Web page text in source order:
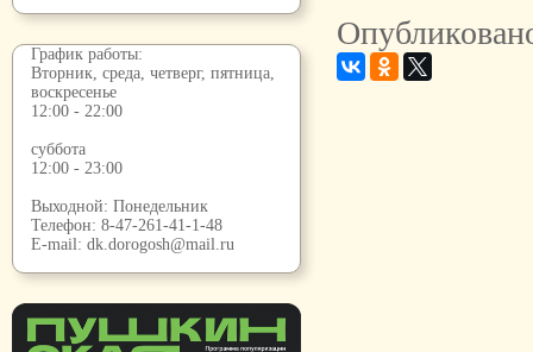
График работы:
Вторник, среда, четверг, пятница,
воскресенье
12:00 - 22:00
суббота
12:00 - 23:00
Выходной: Понедельник
Телефон: 8-47-261-41-1-48
E-mail: dk.dorogosh@mail.ru